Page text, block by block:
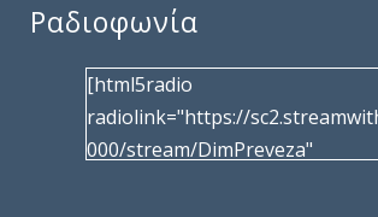
Ραδιοφωνία
[html5radio
radiolink="https://
000/stream/DimPreveza"